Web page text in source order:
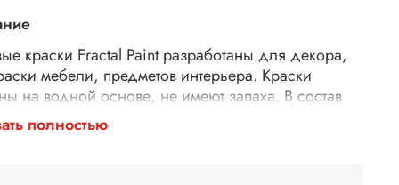
краски Fractal Paint разработаны для декора,
мебели, предметов интерьера. Краски
на водной основе, не имеют запаха. В состав
входят натуральные компоненты и мел. После
окрашенная поверхность изделия становится
полностью